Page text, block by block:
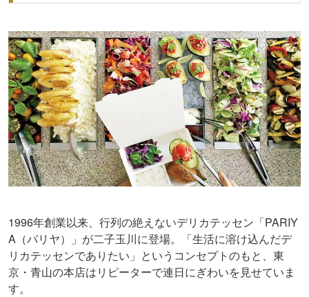
1996年創業以来、行列の絶えないデリカテッセン「PARIY
A（パリヤ）」が二子玉川に登場。「生活に溶け込んだデ
リカテッセンでありたい」というコンセプトのもと、東
京・青山の本店はリピーターで連日にぎわいを見せていま
す。